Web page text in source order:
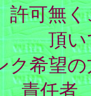
許可無
頂
ク希望
責任